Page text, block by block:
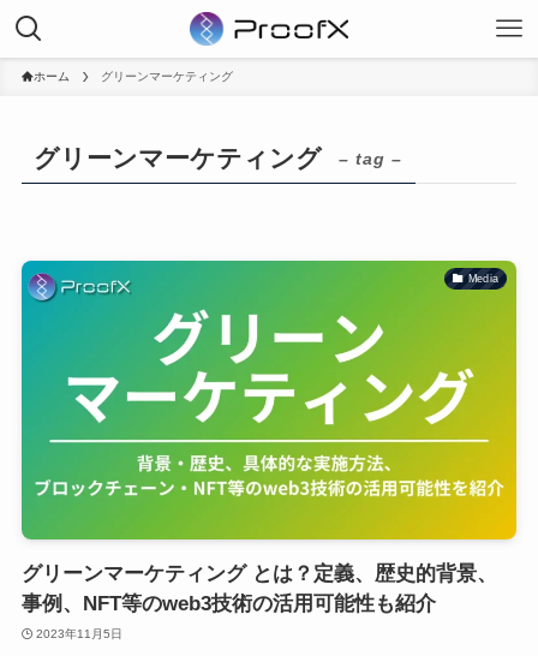
ホーム グリーンマーケティング
グリーンマーケティング – tag –
Media
グリーンマーケティング とは？定義、歴史的背景、
事例、NFT等のweb3技術の活用可能性も紹介
2023年11月5日